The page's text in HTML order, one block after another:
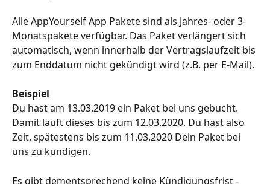
Alle AppYourself App Pakete sind als Jahres- oder 3-
Monatspakete verfügbar. Das Paket verlängert sich
automatisch, wenn innerhalb der Vertragslaufzeit bis
zum Enddatum nicht gekündigt wird (z.B. per E-Mail).
Beispiel
Du hast am 13.03.2019 ein Paket bei uns gebucht.
Damit läuft dieses bis zum 12.03.2020. Du hast also
Zeit, spätestens bis zum 11.03.2020 Dein Paket bei
uns zu kündigen.
Es gibt dementsprechend keine Kündigungsfrist -